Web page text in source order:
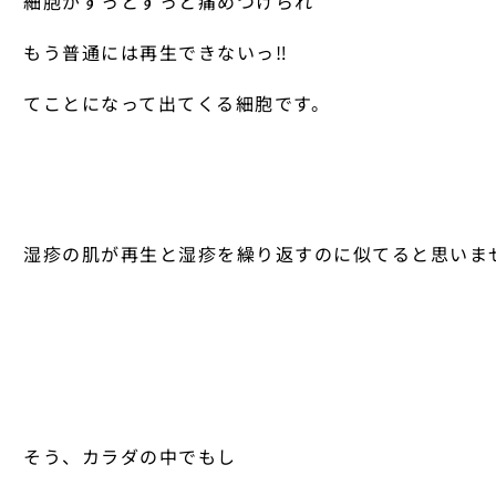
もう普通には再生できないっ‼︎
てことになって出てくる細胞です。
湿疹の肌が再生と湿疹を繰り返すのに似てると思いま
そう、カラダの中でもし